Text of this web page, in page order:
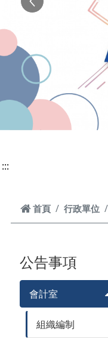
Previous
:::
首頁
首頁 行政單位
公告事項
會計室
組織編制